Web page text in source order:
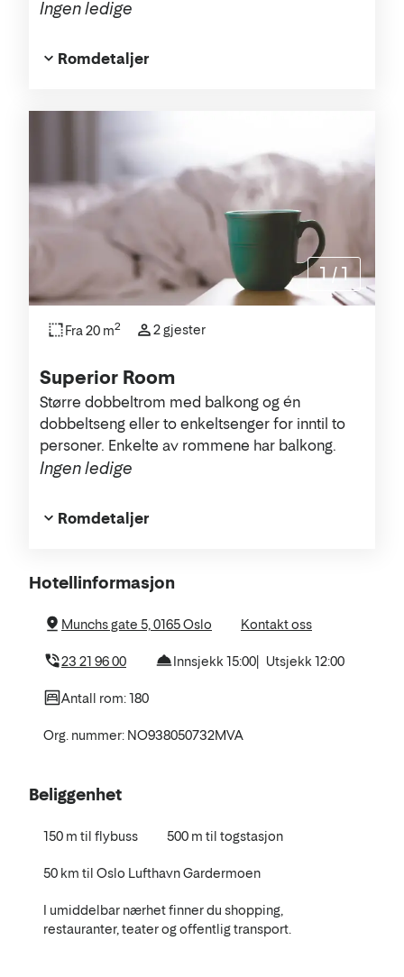
Ingen ledige
Romdetaljer
Superior Room
Ingen ledige
Større dobbeltrom med balkong og én
dobbeltseng eller to enkeltsenger for inntil to
personer. Enkelte av rommene har balkong.
Fra 20 m2 2 gjester
Romdetaljer
1 /1
Om
hotellet
Hotellinformasjon
Munchs gate 5, 0165 Oslo Kontakt oss
23 21 96 00 Innsjekk 15:00 Utsjekk 12:00
Antall rom: 180
Org. nummer: NO938050732MVA
Beliggenhet
150 m til flybuss 500 m til togstasjon
50 km til Oslo Lufthavn Gardermoen
I umiddelbar nærhet finner du shopping,
restauranter, teater og offentlig transport.